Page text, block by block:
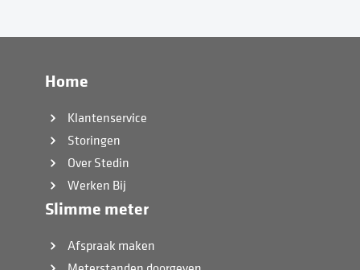
Home
Klantenservice
Storingen
Over Stedin
Werken Bij
Slimme meter
Afspraak maken